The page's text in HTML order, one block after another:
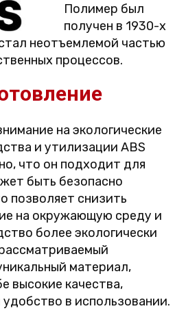
Полимер был
получен в 1930-х
неотъемлемой частью
процессов.
на экологические
и утилизации ABS
что он подходит для
быть безопасно
позволяет снизить
на окружающую среду и
более экологически
материал,
высокие качества,
в использовании.